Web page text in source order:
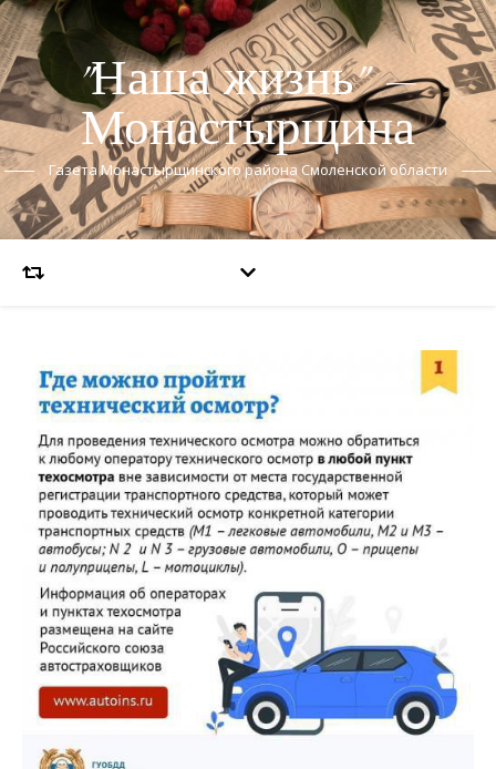
"Наша жизнь" —
Монастырщина
Газета Монастырщинского района Смоленской области